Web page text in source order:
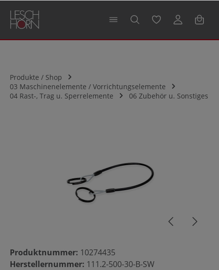
springen
Produkte / Shop
03 Maschinenelemente / Vorrichtungselemente
04 Rast-, Trag u. Sperrelemente
06 Zubehör u. Sonstiges
Produktnummer: 10274435
Herstellernummer: 111.2-500-30-B-SW